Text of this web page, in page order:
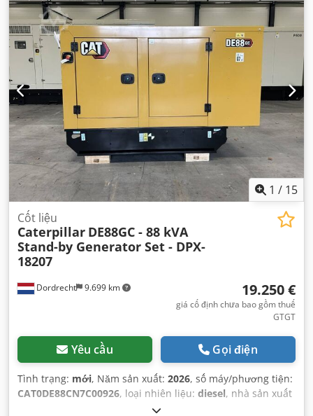
1 / 15
Dordrecht 9.699 km
Cốt liệu
Caterpillar DE88GC - 88 kVA
Stand-by Generator Set - DPX-
18207
19.250 €
giá cố định chưa bao gồm thuế
GTGT
Yêu cầu Gọi điện
Tình trạng: mới, Năm sản xuất: 2026, số máy/phương tiện:
CAT0DE88CN7C00926, loại nhiên liệu: diesel, nhà sản xuất